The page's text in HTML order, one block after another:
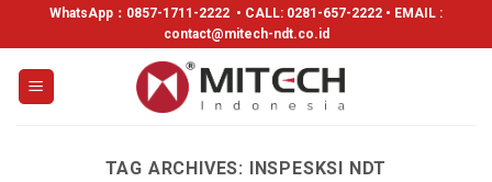
WhatsApp： 0857-1711-2222 • CALL: 0281-657-2222 • EMAIL :
contact@mitech-ndt.co.id
TAG ARCHIVES: INSPESKSI NDT